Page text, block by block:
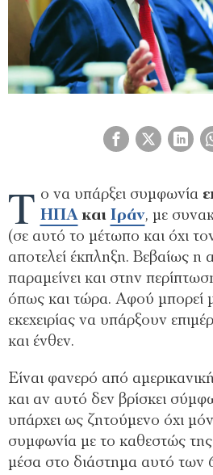
Τ ο να υπάρξει συμφωνία
ΗΠΑκαι Ιράν, με
(σε αυτό το μέτωπο και όχι
αποτελεί έκπληξη. Βεβαίως η
παραμείνει και στην
όπως και τώρα. Αφού μπορεί
εκεχειρίας να υπάρξουν
και ένθεν.
Είναι φανερό από
και αν αυτό δεν βρίσκει
υπάρχει ως ζητούμενο όχι
συμφωνία με το καθεστώς
μέσα στο διάστημα αυτό των